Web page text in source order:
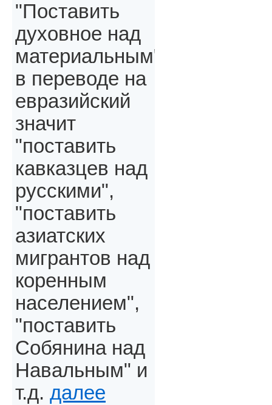
"Поставить
духовное над
материальным"
в переводе на
евразийский
значит
"поставить
кавказцев над
русскими",
"поставить
азиатских
мигрантов над
коренным
населением",
"поставить
Собянина над
Навальным" и
т.д. далее